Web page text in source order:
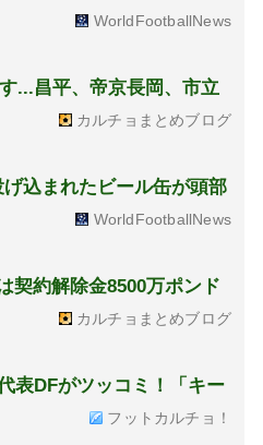
WorldFootballNews
...昌平、帝京長岡、市立
カルチョまとめブログ
込まれたビール缶が頭部
WorldFootballNews
契約解除金8500万ポンド
カルチョまとめブログ
表DFがツッコミ！「キー
フットカルチョ！